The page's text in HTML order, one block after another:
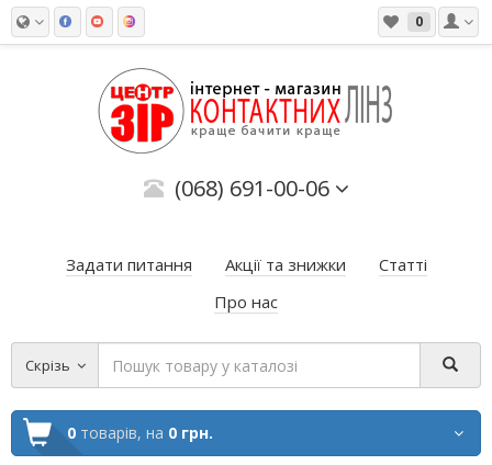
0
(068) 691-00-06
Задати питання Акції та знижки
Статті
Про нас
Скрізь
0 товарів, на 0 грн.